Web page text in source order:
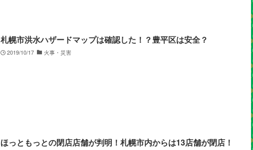
札幌市洪水ハザードマップは確認した！？豊平区は安全？
2019/10/17 火事・災害
ほっともっとの閉店店舗が判明！札幌市内からは13店舗が閉店！